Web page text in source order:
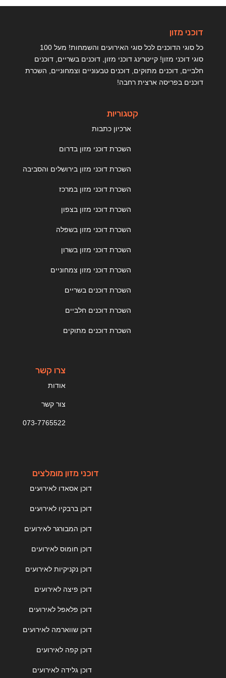
דוכני מזון
כל סוגי הדוכנים לכל סוגי האירועים והשמחות! מעל 100
סוגי דוכני מזון! קייטרינג דוכני מזון, דוכנים בשריים, דוכנים
חלביים, דוכנים מתוקים, דוכנים טבעוניים וצמחוניים, השכרת
דוכנים בפריסה ארצית רחבה!
קטגוריות
ארכיון כתבות
השכרת דוכני מזון בדרום
השכרת דוכני מזון בירושלים והסביבה
השכרת דוכני מזון במרכז
השכרת דוכני מזון בצפון
השכרת דוכני מזון בשפלה
השכרת דוכני מזון בשרון
השכרת דוכני מזון צמחוניים
השכרת דוכנים בשריים
השכרת דוכנים חלביים
השכרת דוכנים מתוקים
צרו קשר
אודות
צור קשר
073-7765522
דוכני מזון מומלצים
דוכן אסאדו לאירועים
דוכן ברבקיו לאירועים
דוכן המבורגר לאירועים
דוכן חומוס לאירועים
דוכן נקניקיות לאירועים
דוכן פיצה לאירועים
דוכן פלאפל לאירועים
דוכן שווארמה לאירועים
דוכן קפה לאירועים
דוכן גלידה לאירועים